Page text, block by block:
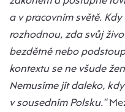
a v pracovním světě.
rozhodnou, zda svůj
bezdětné nebo
kontextu se ne všude
Nemusíme jít daleko,
v sousedním Polsku.“